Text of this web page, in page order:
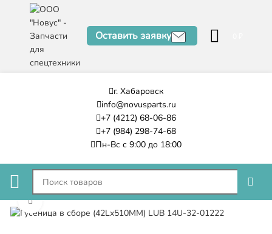
Оставить заявку
г. Хабаровск
info@novusparts.ru
+7 (4212) 68-06-86
+7 (984) 298-74-68
Пн-Вс с 9:00 до 18:00
Нажмите, чтобы увеличить